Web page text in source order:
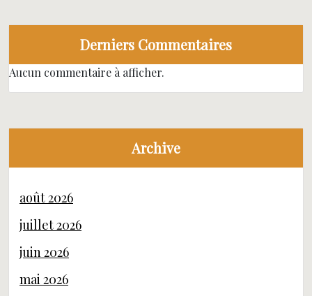
Derniers Commentaires
Aucun commentaire à afficher.
Archive
août 2026
juillet 2026
juin 2026
mai 2026